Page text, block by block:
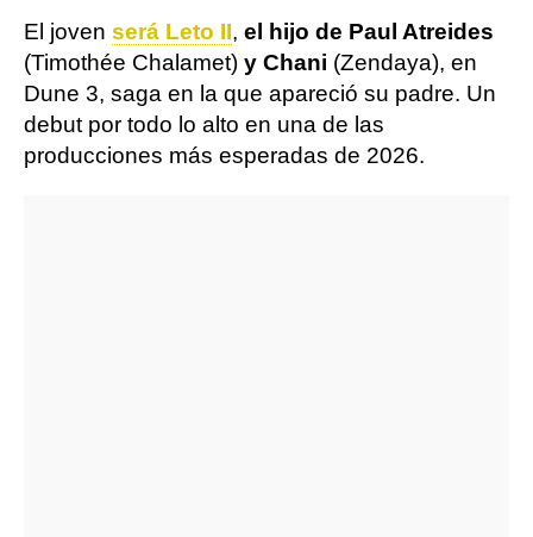
El joven será Leto II, el hijo de Paul Atreides
(Timothée Chalamet) y Chani (Zendaya), en
Dune 3, saga en la que apareció su padre. Un
debut por todo lo alto en una de las
producciones más esperadas de 2026.